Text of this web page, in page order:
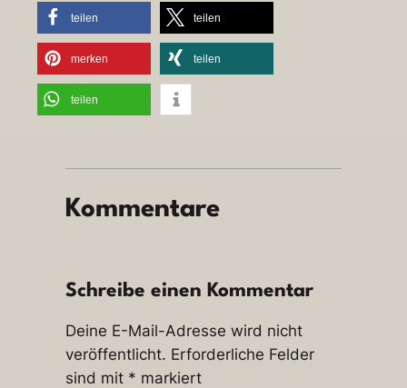
teilen teilen
merken teilen
teilen
Kommentare
Schreibe einen Kommentar
Deine E-Mail-Adresse wird nicht
veröffentlicht. Erforderliche Felder
sind mit * markiert